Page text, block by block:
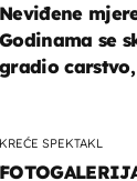
Neviđene
Godinama se
gradio
KREĆE SPEKTAKL